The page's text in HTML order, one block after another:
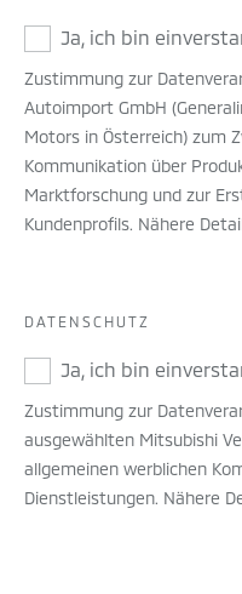
Ja, ich bin
Zustimmung zur
Autoimport GmbH
Motors in Österreich) zum
Kommunikation über
Marktforschung und zur
Kundenprofils. Nähere
DATENSCHUTZ
Ja, ich bin
Zustimmung zur
ausgewählten Mitsubishi
allgemeinen werblichen
Dienstleistungen. Nähere